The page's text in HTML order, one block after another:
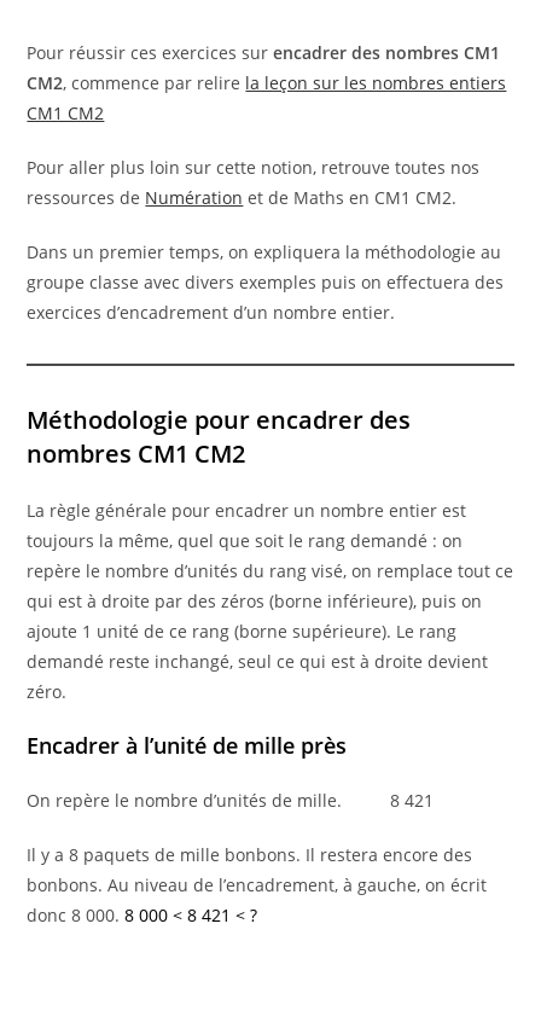
Pour réussir ces exercices surencadrer des nombres CM1
CM2, commence par relire la leçon sur les nombres entiers
CM1 CM2
Pour aller plus loin sur cette notion, retrouve toutes nos
ressources de Numération et de Maths en CM1 CM2.
Dans un premier temps, on expliquera la méthodologie au
groupe classe avec divers exemples puis on effectuera des
exercices d’encadrement d’un nombre entier.
Méthodologie pour encadrer des
nombres CM1 CM2
La règle générale pour encadrer un nombre entier est
toujours la même, quel que soit le rang demandé : on
repère le nombre d’unités du rang visé, on remplace tout ce
qui est à droite par des zéros (borne inférieure), puis on
ajoute 1 unité de ce rang (borne supérieure). Le rang
demandé reste inchangé, seul ce qui est à droite devient
zéro.
Encadrer à l’unité de mille près
On repère le nombre d’unités de mille. 8 421
Il y a 8 paquets de mille bonbons. Il restera encore des
bonbons. Au niveau de l’encadrement, à gauche, on écrit
donc 8 000.8 000 < 8 421 < ?